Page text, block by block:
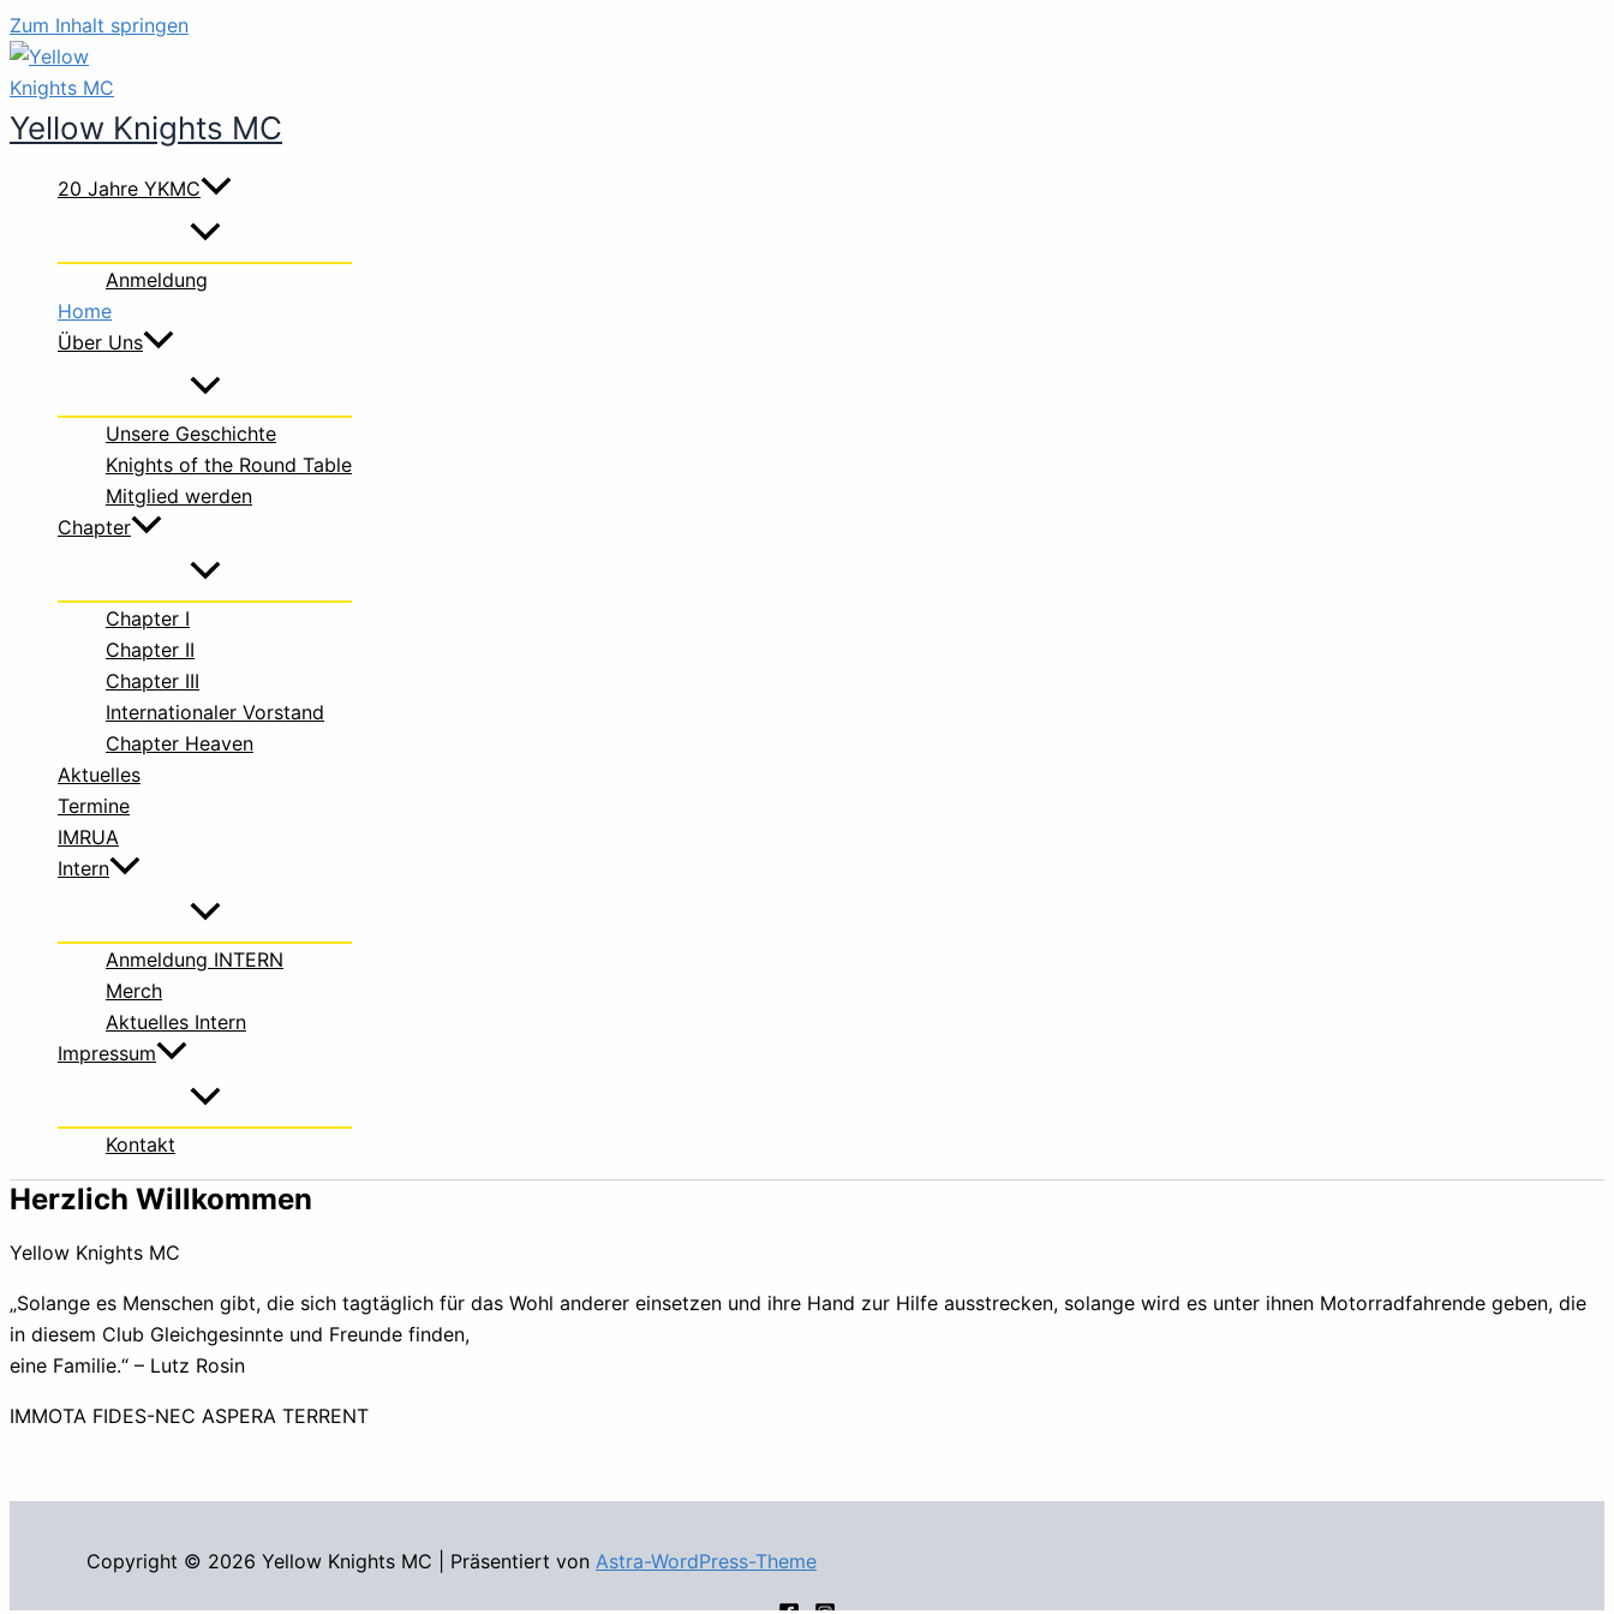
Zum Inhalt springen
Yellow Knights MC
20 Jahre YKMC
Anmeldung
Home
Über Uns
Unsere Geschichte
Knights of the Round Table
Mitglied werden
Chapter
Chapter I
Chapter II
Chapter III
Internationaler Vorstand
Chapter Heaven
Aktuelles
Termine
IMRUA
Intern
Anmeldung INTERN
Merch
Aktuelles Intern
Impressum
Kontakt
Herzlich Willkommen
Yellow Knights MC
„Solange es Menschen gibt, die sich tagtäglich für das Wohl anderer einsetzen und ihre Hand zur Hilfe ausstrecken, solange wird es unter ihnen Motorradfahrende geben, die
in diesem Club Gleichgesinnte und Freunde finden,
eine Familie.“ – Lutz Rosin
IMMOTA FIDES-NEC ASPERA TERRENT
Copyright © 2026 Yellow Knights MC | Präsentiert von Astra-WordPress-Theme